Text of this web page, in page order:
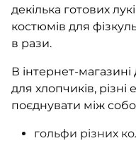
декілька готових
костюмів для
в рази.
В інтернет-
для хлопчиків,
поєднувати між
гольфи різних